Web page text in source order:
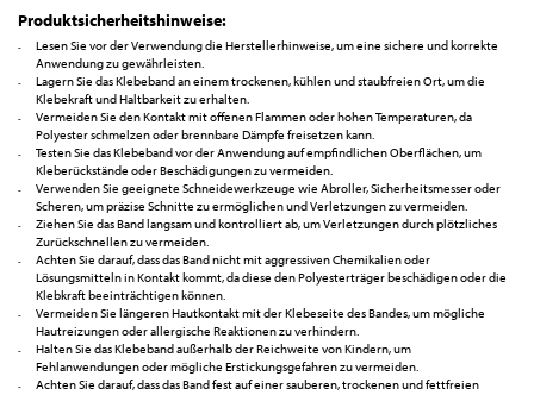
Produktsicherheitshinweise:
Lesen Sie vor der Verwendung die Herstellerhinweise, um eine sichere und korrekte
Anwendung zu gewährleisten.
Lagern Sie das Klebeband an einem trockenen, kühlen und staubfreien Ort, um die
Klebekraft und Haltbarkeit zu erhalten.
Vermeiden Sie den Kontakt mit offenen Flammen oder hohen Temperaturen, da
Polyester schmelzen oder brennbare Dämpfe freisetzen kann.
Testen Sie das Klebeband vor der Anwendung auf empfindlichen Oberflächen, um
Kleberückstände oder Beschädigungen zu vermeiden.
Verwenden Sie geeignete Schneidewerkzeuge wie Abroller, Sicherheitsmesser oder
Scheren, um präzise Schnitte zu ermöglichen und Verletzungen zu vermeiden.
Ziehen Sie das Band langsam und kontrolliert ab, um Verletzungen durch plötzliches
Zurückschnellen zu vermeiden.
Achten Sie darauf, dass das Band nicht mit aggressiven Chemikalien oder
Lösungsmitteln in Kontakt kommt, da diese den Polyesterträger beschädigen oder die
Klebkraft beeinträchtigen können.
Vermeiden Sie längeren Hautkontakt mit der Klebeseite des Bandes, um mögliche
Hautreizungen oder allergische Reaktionen zu verhindern.
Halten Sie das Klebeband außerhalb der Reichweite von Kindern, um
Fehlanwendungen oder mögliche Erstickungsgefahren zu vermeiden.
Achten Sie darauf, dass das Band fest auf einer sauberen, trockenen und fettfreien